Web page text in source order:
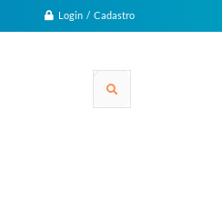
Login / Cadastro